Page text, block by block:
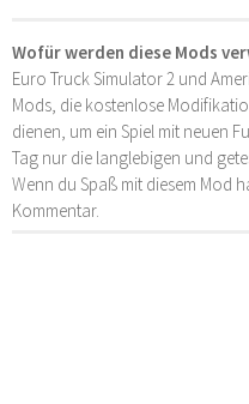
Wofür werden diese Mods
Euro Truck Simulator 2 und
Mods, die kostenlose
dienen, um ein Spiel mit neuen
Tag nur die langlebigen und
Wenn du Spaß mit diesem Mod
Kommentar.